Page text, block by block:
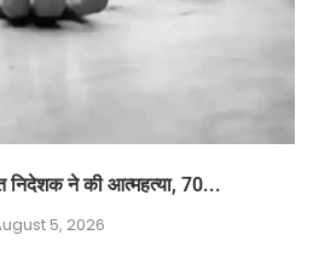
ने की आत्महत्या, 70...
5, 2026